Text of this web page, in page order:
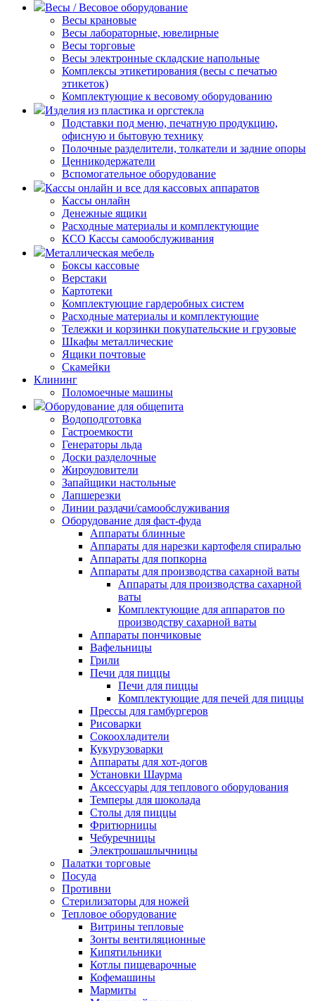
Весы / Весовое оборудование
Весы крановые
Весы лабораторные, ювелирные
Весы торговые
Весы электронные складские напольные
Комплексы этикетирования (весы с печатью
этикеток)
Комплектующие к весовому оборудованию
Изделия из пластика и оргстекла
Подставки под меню, печатную продукцию,
офисную и бытовую технику
Полочные разделители, толкатели и задние опоры
Ценникодержатели
Вспомогательное оборудование
Кассы онлайн и все для кассовых аппаратов
Кассы онлайн
Денежные ящики
Расходные материалы и комплектующие
КСО Кассы самообслуживания
Металлическая мебель
Боксы кассовые
Верстаки
Картотеки
Комплектующие гардеробных систем
Расходные материалы и комплектующие
Тележки и корзинки покупательские и грузовые
Шкафы металлические
Ящики почтовые
Скамейки
Клининг
Поломоечные машины
Оборудование для общепита
Водоподготовка
Гастроемкости
Генераторы льда
Доски разделочные
Жироуловители
Запайщики настольные
Лапшерезки
Линии раздачи/самообслуживания
Оборудование для фаст-фуда
Аппараты блинные
Аппараты для нарезки картофеля спиралью
Аппараты для попкорна
Аппараты для производства сахарной ваты
Аппараты для производства сахарной
ваты
Комплектующие для аппаратов по
производству сахарной ваты
Аппараты пончиковые
Вафельницы
Грили
Печи для пиццы
Печи для пиццы
Комплектующие для печей для пиццы
Прессы для гамбургеров
Рисоварки
Сокоохладители
Кукурузоварки
Аппараты для хот-догов
Установки Шаурма
Аксессуары для теплового оборудования
Темперы для шоколада
Столы для пиццы
Фритюрницы
Чебуречницы
Электрошашлычницы
Палатки торговые
Посуда
Противни
Стерилизаторы для ножей
Тепловое оборудование
Витрины тепловые
Зонты вентиляционные
Кипятильники
Котлы пищеварочные
Кофемашины
Мармиты